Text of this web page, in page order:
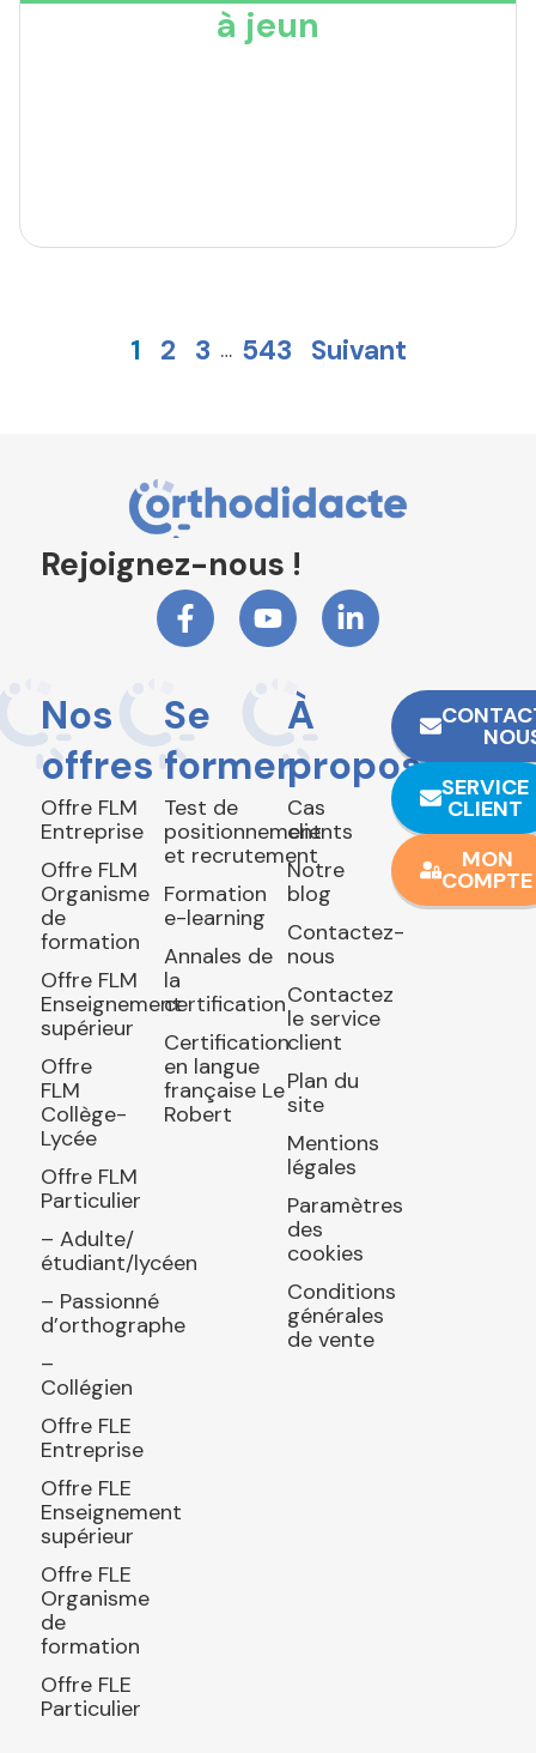
à jeun
1 2 3 … 543 Suivant
Rejoignez-nous !
Nos
offres
Offre FLM
Entreprise
Offre FLM
Organisme
de
formation
Offre FLM
Enseignement
supérieur
Offre
FLM
Collège-
Lycée
Offre FLM
Particulier
– Adulte/
étudiant/lycéen
– Passionné
d’orthographe
–
Collégien
Offre FLE
Entreprise
Offre FLE
Enseignement
supérieur
Offre FLE
Organisme
de
formation
Offre FLE
Particulier
Se
former
Test de
positionnement
et recrutement
Formation
e-learning
Annales de
la
certification
Certification
en langue
française Le
Robert
À
propos
Cas
clients
Notre
blog
Contactez-
nous
Contactez
le service
client
Plan du
site
Mentions
légales
Paramètres
des
cookies
Conditions
générales
de vente
SERVICE
CLIENT
MON
COMPTE